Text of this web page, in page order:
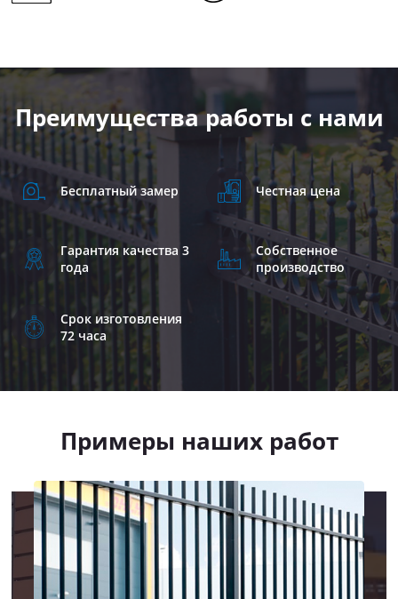
Преимущества работы с нами
Бесплатный замер Честная цена
Гарантия качества 3
года
Собственное
производство
Срок изготовления
72 часа
Примеры наших работ